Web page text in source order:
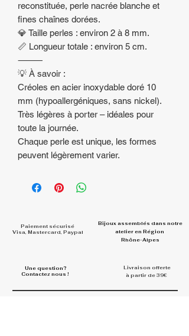
reconstituée, perle nacrée blanche et
fines chaînes dorées.
💎 Taille perles : environ 2 à 8 mm.
📏 Longueur totale : environ 5 cm.
⸻
💡 À savoir :
Créoles en acier inoxydable doré 10
mm (hypoallergéniques, sans nickel).
Très légères à porter – idéales pour
toute la journée.
Chaque perle est unique, les formes
peuvent légèrement varier.
Paiement sécurisé
Visa, Mastercard, Paypal
Bijoux assemblés dans notre
atelier en Région
Rhône-Alpes
Une question?
Contactez nous !
Livraison offerte
à partir de 39€